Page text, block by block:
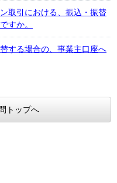
取引における、振込・振替
すか。
する場合の、事業主口座へ
トップへ